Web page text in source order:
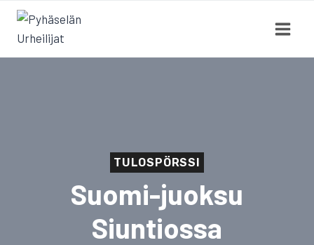
Siirry
sisältöön
TULOSPÖRSSI
Suomi-juoksu
Siuntiossa